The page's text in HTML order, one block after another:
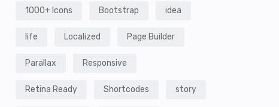
1000+ Icons Bootstrap idea
life Localized Page Builder
Parallax Responsive
Retina Ready Shortcodes story